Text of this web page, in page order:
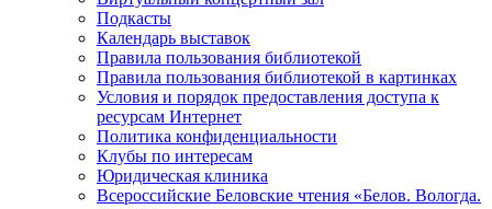
Подкасты
Календарь выставок
Правила пользования библиотекой
Правила пользования библиотекой в картинках
Условия и порядок предоставления доступа к
ресурсам Интернет
Политика конфиденциальности
Клубы по интересам
Юридическая клиника
Всероссийские Беловские чтения «Белов. Вологда.